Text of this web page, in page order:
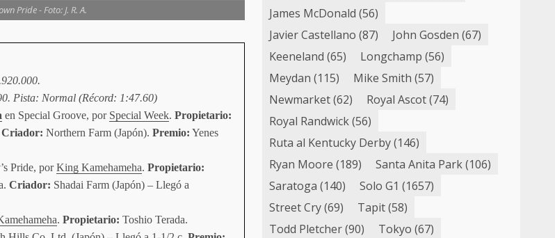
Pride - Foto: J. R. A.
Pista: Normal (Récord: 1:47.60)
en Special Groove, por Special Week. Propietario:
Criador: Northern Farm (Japón). Premio: Yenes
Pride, porKing Kamehameha. Propietario:
Criador: Shadai Farm (Japón) – Llegó a
. Propietario: Toshio Terada.
James McDonald (56)
Javier Castellano (87) John Gosden (67)
Keeneland (65) Longchamp (56)
Meydan (115) Mike Smith (57)
Newmarket(62) Royal Ascot(74)
Royal Randwick(56)
Ruta al Kentucky Derby(146)
Ryan Moore (189) Santa Anita Park(106)
Saratoga (140) Solo G1 (1657)
Street Cry(69) Tapit(58)
Todd Pletcher(90) Tokyo (67)